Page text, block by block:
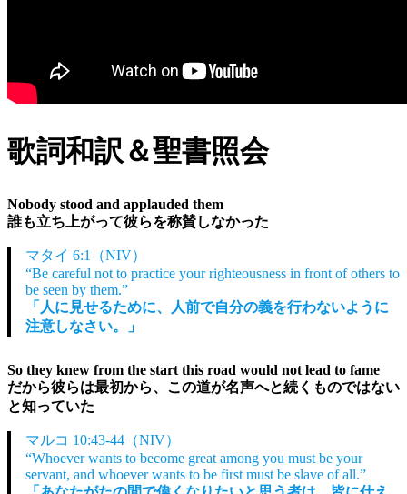
歌詞和訳＆聖書照会
Nobody stood and applauded them
誰も立ち上がって彼らを称賛しなかった
マタイ 6:1（NIV）
“Be careful not to practice your righteousness in front of others to
be seen by them.”
「人に見せるために、人前で自分の義を行わないように
注意しなさい。」
So they knew from the start this road would not lead to fame
だから彼らは最初から、この道が名声へと続くものではない
と知っていた
マルコ 10:43-44（NIV）
“Whoever wants to become great among you must be your
servant, and whoever wants to be first must be slave of all.”